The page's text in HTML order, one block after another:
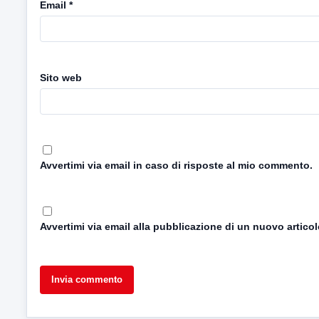
Email *
Sito web
Avvertimi via email in caso di risposte al mio commento.
Avvertimi via email alla pubblicazione di un nuovo